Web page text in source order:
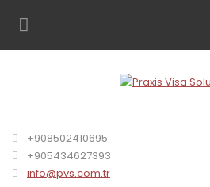
+908502410695
+905434627393
info@pvs.com.tr